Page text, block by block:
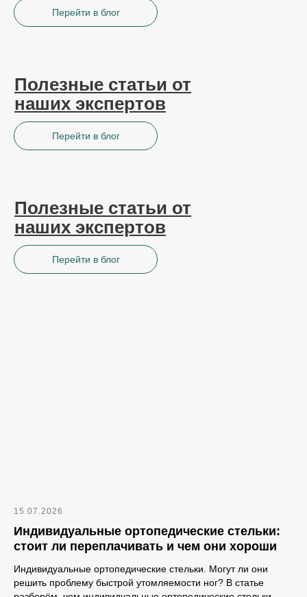
Перейти в блог
Полезные статьи от
наших экспертов
Перейти в блог
Полезные статьи от
наших экспертов
Перейти в блог
15.07.2026
Индивидуальные ортопедические стельки:
стоит ли переплачивать и чем они хороши
Индивидуальные ортопедические стельки. Могут ли они
решить проблему быстрой утомляемости ног? В статье